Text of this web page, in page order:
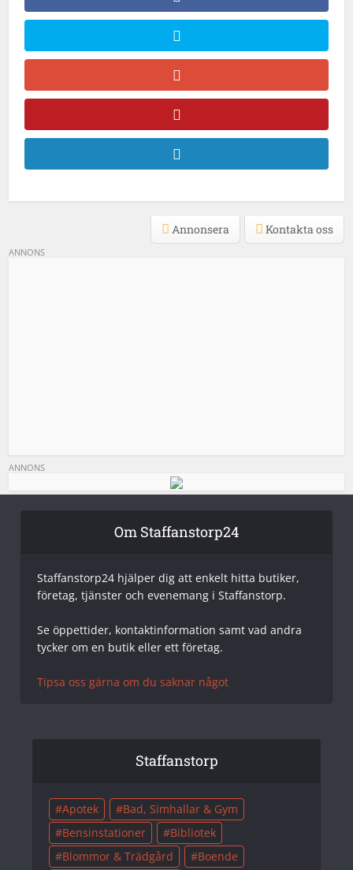
Kontakta oss
Annonsera
ANNONS
ANNONS
Om Staffanstorp24
Staffanstorp24 hjälper dig att enkelt hitta butiker,
företag, tjänster och evenemang i Staffanstorp.
Se öppettider, kontaktinformation samt vad andra
tycker om en butik eller ett företag.
Tipsa oss gärna om du saknar något
Staffanstorp
Apotek
Bad, Simhallar & Gym
Bensinstationer
Bibliotek
Blommor & Trädgård
Boende